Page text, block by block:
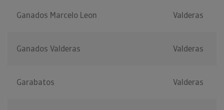
Ganados Marcelo Leon Valderas
Ganados Valderas Valderas
Garabatos Valderas